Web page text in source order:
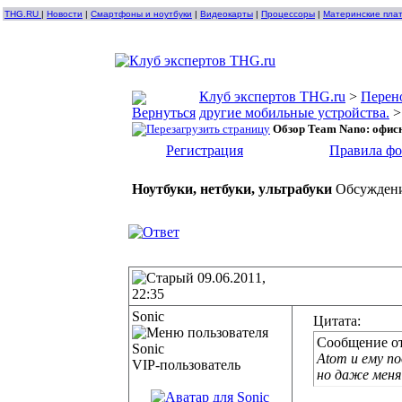
THG.RU | Новости | Смартфоны и ноутбуки | Видеокарты | Процессоры | Материнские
Клуб экспертов THG.ru >
другие мобильные устройства.
Обзор Team Nano:
Регистрация Правила
Ноутбуки, нетбуки, ультрабуки
09.06.2011,
22:35
Sonic
VIP-пользователь
Цитата:
Сообщение
Atom и ему
но даже